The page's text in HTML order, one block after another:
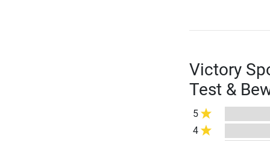
Victory
Test &
5
4